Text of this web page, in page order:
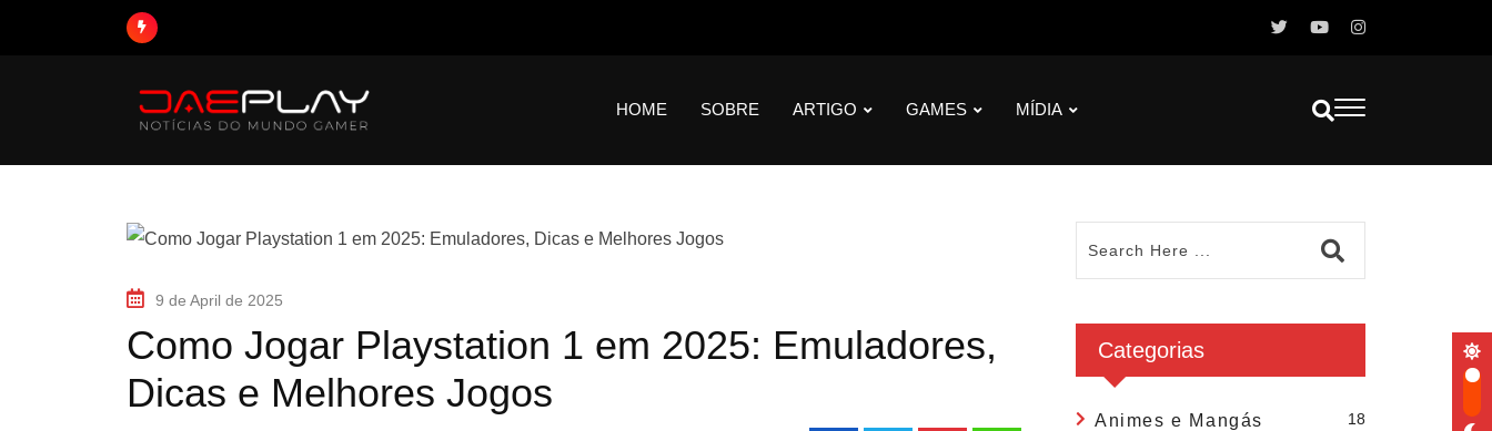
HOME SOBRE ARTIGO GAMES MÍDIA
9 de April de 2025
Como Jogar Playstation 1 em 2025: Emuladores,
Dicas e Melhores Jogos
Categorias
Animes e Mangás 18